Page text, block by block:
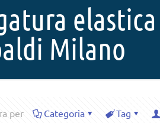
Milano
per Categoria Tag